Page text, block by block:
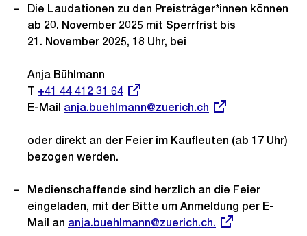
Die Laudationen zu den Preisträger*innen können
ab 20. November 2025 mit Sperrfrist bis
21. November 2025, 18 Uhr, bei
Anja Bühlmann
T Externer
Link:
+41 44 412 31 64
E-Mail Externer
anja.buehlmann@zuerich.ch
oder direkt an der Feier im Kaufleuten (ab 17 Uhr)
bezogen werden.
Medienschaffende sind herzlich an die Feier
eingeladen, mit der Bitte um Anmeldung per E-
Mail an Externer
anja.buehlmann@zuerich.ch.